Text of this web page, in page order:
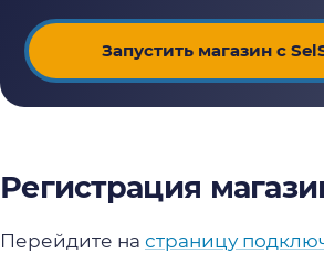
Запустить магазин с
Регистрация
Перейдите на страницу